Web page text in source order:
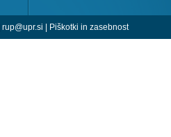
rup@upr.si | Piškotki in zasebnost